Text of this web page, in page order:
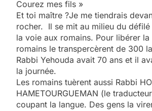
Courez mes fils »
Et toi maître ?Je me tiendrais
rocher. Il se mit au milieu du
la voie aux romains. Pour libérer
romains le transpercèrent de 300
Rabbi Yehouda avait 70 ans et il
la journée.
Les romains tuèrent aussi Rabbi
HAMETOURGUEMAN (le
coupant la langue. Des gens la